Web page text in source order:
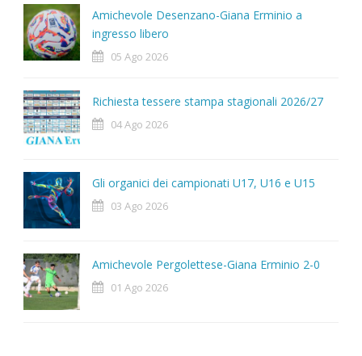
Amichevole Desenzano-Giana Erminio a
ingresso libero
05 Ago 2026
Richiesta tessere stampa stagionali 2026/27
04 Ago 2026
Gli organici dei campionati U17, U16 e U15
03 Ago 2026
Amichevole Pergolettese-Giana Erminio 2-0
01 Ago 2026